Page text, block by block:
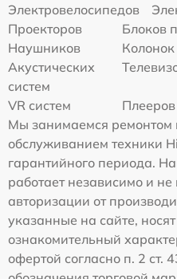
Электровелосипедов
Проекторов
Блоков
Наушников
Колонок
Акустических
систем
VR систем
Плееров
Мы занимаемся ремонтом
обслуживанием техники
гарантийного периода.
работает независимо и
авторизации от
указанные на сайте,
ознакомительный
офертой согласно п. 2 ст.